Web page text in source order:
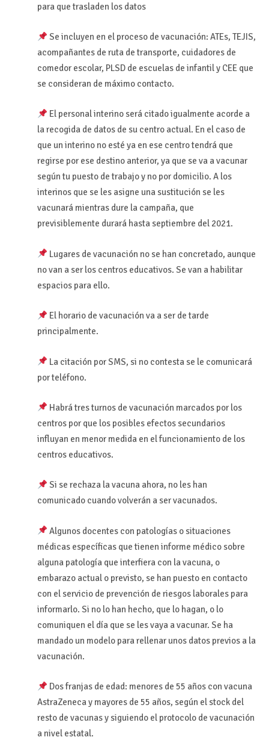
para que trasladen los datos
Se incluyen en el proceso de vacunación: ATEs, TEJIS,
acompañantes de ruta de transporte, cuidadores de
comedor escolar, PLSD de escuelas de infantil y CEE que
se consideran de máximo contacto.
El personal interino será citado igualmente acorde a
la recogida de datos de su centro actual. En el caso de
que un interino no esté ya en ese centro tendrá que
regirse por ese destino anterior, ya que se va a vacunar
según tu puesto de trabajo y no por domicilio. A los
interinos que se les asigne una sustitución se les
vacunará mientras dure la campaña, que
previsiblemente durará hasta septiembre del 2021.
Lugares de vacunación no se han concretado, aunque
no van a ser los centros educativos. Se van a habilitar
espacios para ello.
El horario de vacunación va a ser de tarde
principalmente.
La citación por SMS, si no contesta se le comunicará
por teléfono.
Habrá tres turnos de vacunación marcados por los
centros por que los posibles efectos secundarios
influyan en menor medida en el funcionamiento de los
centros educativos.
Si se rechaza la vacuna ahora, no les han
comunicado cuando volverán a ser vacunados.
Algunos docentes con patologías o situaciones
médicas específicas que tienen informe médico sobre
alguna patología que interfiera con la vacuna, o
embarazo actual o previsto, se han puesto en contacto
con el servicio de prevención de riesgos laborales para
informarlo. Si no lo han hecho, que lo hagan, o lo
comuniquen el día que se les vaya a vacunar. Se ha
mandado un modelo para rellenar unos datos previos a la
vacunación.
Dos franjas de edad: menores de 55 años con vacuna
AstraZeneca y mayores de 55 años, según el stock del
resto de vacunas y siguiendo el protocolo de vacunación
a nivel estatal.